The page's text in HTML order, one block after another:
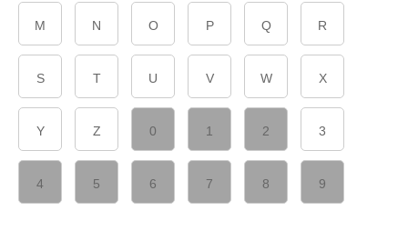
M N O P Q R
S T U V W X
Y Z 0 1 2 3
4 5 6 7 8 9